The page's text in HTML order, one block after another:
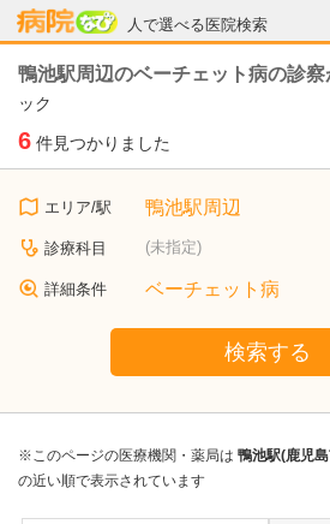
人で選べる医院検索
病院なび
鴨池駅周辺のベーチェット病の診
ック
6 件見つかりました
エリア/駅 鴨池駅周辺
診療科目 (未指定)
詳細条件 ベーチェット病
検索する
※このページの医療機関・薬局は 鴨池駅(鹿児
の近い順で表示されています